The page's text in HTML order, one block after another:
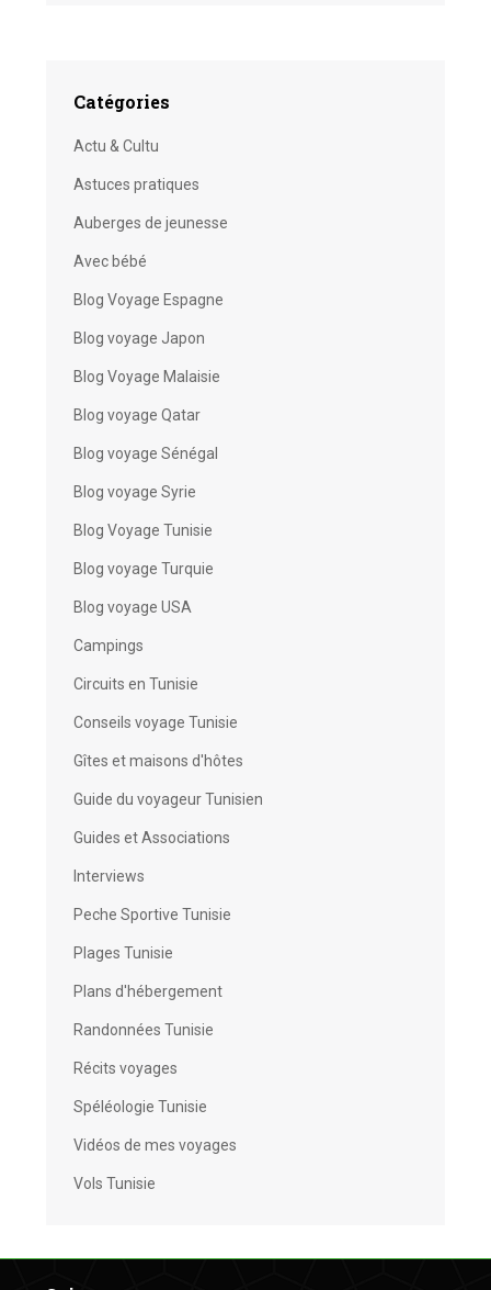
Catégories
Actu & Cultu
Astuces pratiques
Auberges de jeunesse
Avec bébé
Blog Voyage Espagne
Blog voyage Japon
Blog Voyage Malaisie
Blog voyage Qatar
Blog voyage Sénégal
Blog voyage Syrie
Blog Voyage Tunisie
Blog voyage Turquie
Blog voyage USA
Campings
Circuits en Tunisie
Conseils voyage Tunisie
Gîtes et maisons d'hôtes
Guide du voyageur Tunisien
Guides et Associations
Interviews
Peche Sportive Tunisie
Plages Tunisie
Plans d'hébergement
Randonnées Tunisie
Récits voyages
Spéléologie Tunisie
Vidéos de mes voyages
Vols Tunisie